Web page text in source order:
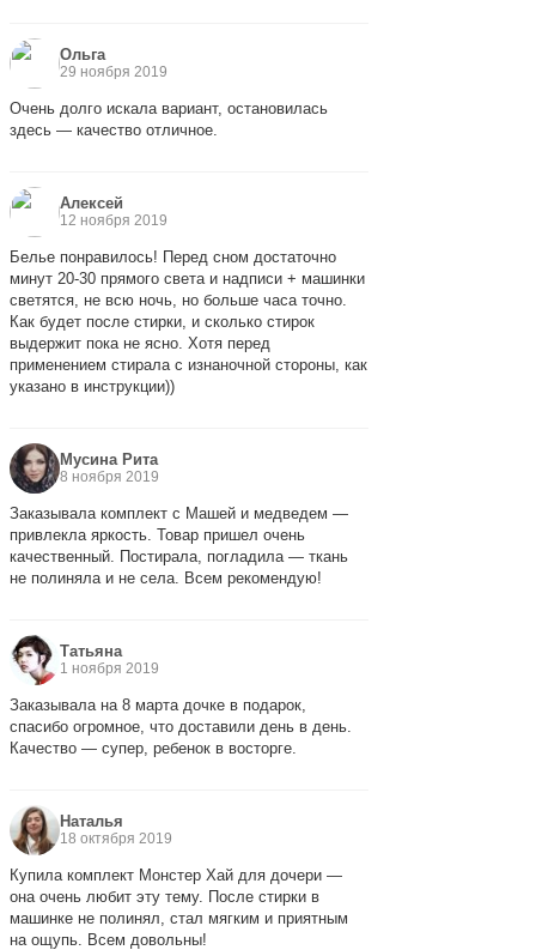
Ольга
29 ноября 2019
Очень долго искала вариант, остановилась
здесь — качество отличное.
Алексей
12 ноября 2019
Белье понравилось! Перед сном достаточно
минут 20-30 прямого света и надписи + машинки
светятся, не всю ночь, но больше часа точно.
Как будет после стирки, и сколько стирок
выдержит пока не ясно. Хотя перед
применением стирала с изнаночной стороны, как
указано в инструкции))
Мусина Рита
8 ноября 2019
Заказывала комплект с Машей и медведем —
привлекла яркость. Товар пришел очень
качественный. Постирала, погладила — ткань
не полиняла и не села. Всем рекомендую!
Татьяна
1 ноября 2019
Заказывала на 8 марта дочке в подарок,
спасибо огромное, что доставили день в день.
Качество — супер, ребенок в восторге.
Наталья
18 октября 2019
Купила комплект Монстер Хай для дочери —
она очень любит эту тему. После стирки в
машинке не полинял, стал мягким и приятным
на ощупь. Всем довольны!